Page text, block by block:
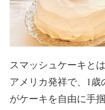
スマッシュケーキとは
アメリカ発祥で、1歳
がケーキを自由に手